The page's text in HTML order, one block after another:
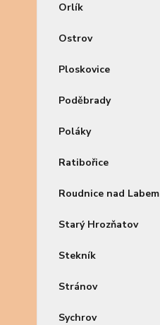
Orlík
Ostrov
Ploskovice
Poděbrady
Poláky
Ratibořice
Roudnice nad Labem
Starý Hrozňatov
Stekník
Stránov
Sychrov